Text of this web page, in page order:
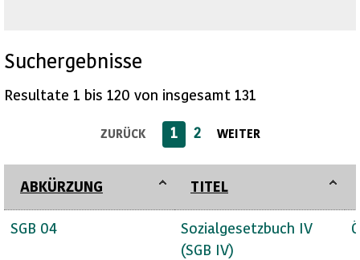
Suchergebnisse
Resultate 1 bis 120 von insgesamt 131
ZURÜCK 1 2 WEITER
ABKÜRZUNG TITEL
SGB 04
Sozialgesetzbuch IV
(SGB IV)